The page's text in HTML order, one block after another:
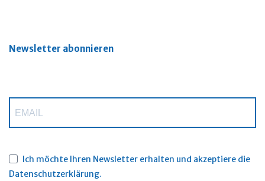
Newsletter abonnieren
Ich möchte Ihren Newsletter erhalten und akzeptiere die
Datenschutzerklärung.